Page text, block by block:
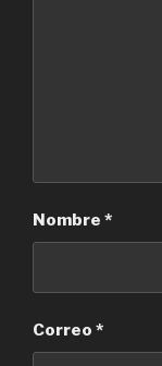
Nombre *
Correo *